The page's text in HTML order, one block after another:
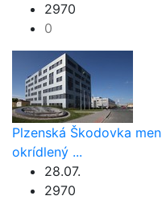
2970
0
Plzenská Škodovka
okrídlený ...
28.07.
2970